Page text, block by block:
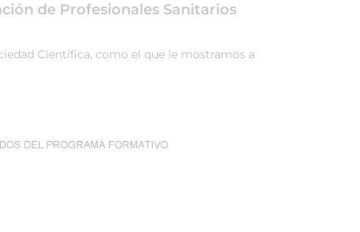
de Profesionales Sanitarios
Científica, como el que le mostramos a